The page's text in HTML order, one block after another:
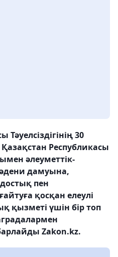
30
Республикасы
әлеуметтік-
дамуына,
пен
қосқан елеулі
қызметі үшін бір топ
Zakon.kz.